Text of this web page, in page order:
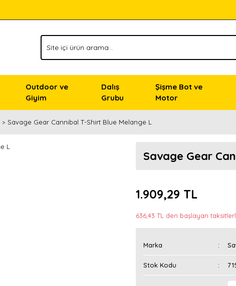
Outdoor ve
Giyim
Dalış
Grubu
Şişme Bot ve
Motor
Savage Gear Cannibal T-Shirt Blue Melange L
Savage Gear
1.909,29 TL
636,43 TL den başlayan
Marka
Stok Kodu